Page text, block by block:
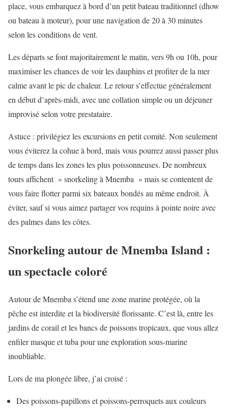
place, vous embarquez à bord d’un petit bateau traditionnel (dhow
ou bateau à moteur), pour une navigation de 20 à 30 minutes
selon les conditions de vent.
Les départs se font majoritairement le matin, vers 9h ou 10h, pour
maximiser les chances de voir les dauphins et profiter de la mer
calme avant le pic de chaleur. Le retour s’effectue généralement
en début d’après-midi, avec une collation simple ou un déjeuner
improvisé selon votre prestataire.
Astuce : privilégiez les excursions en petit comité. Non seulement
vous éviterez la cohue à bord, mais vous pourrez aussi passer plus
de temps dans les zones les plus poissonneuses. De nombreux
tours affichent » snorkeling à Mnemba » mais se contentent de
vous faire flotter parmi six bateaux bondés au même endroit. À
éviter, sauf si vous aimez partager vos requins à pointe noire avec
des palmes dans les côtes.
Snorkeling autour de Mnemba Island :
un spectacle coloré
Autour de Mnemba s’étend une zone marine protégée, où la
pêche est interdite et la biodiversité florissante. C’est là, entre les
jardins de corail et les bancs de poissons tropicaux, que vous allez
enfiler masque et tuba pour une exploration sous-marine
inoubliable.
Lors de ma plongée libre, j’ai croisé :
Des poissons-papillons et poissons-perroquets aux couleurs